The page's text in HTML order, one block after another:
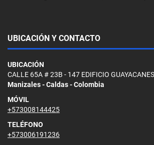
UBICACIÓN Y CONTACTO
UBICACIÓN
CALLE 65A # 23B - 147 EDIFICIO
Manizales - Caldas - Colombia
MÓVIL
+573008144425
TELÉFONO
+573006191236